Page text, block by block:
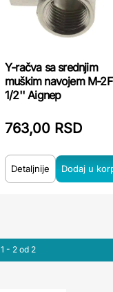
Y-račva sa srednjim
muškim navojem M-2F
1/2'' Aignep
763,00 RSD
Detaljnije
1 - 2 od 2